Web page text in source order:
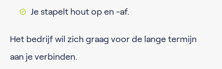
Je stapelt hout op en -af.
Het bedrijf wil zich graag voor de lange termijn
aan je verbinden.